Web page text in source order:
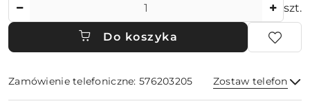
szt.
Do koszyka
Zamówienie telefoniczne: 576203205 Zostaw telefon